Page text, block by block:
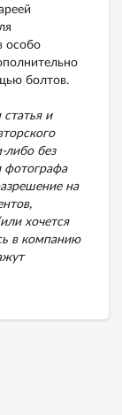
особо
болтов.
и
либо без
фотографа
на
хочется
в компанию